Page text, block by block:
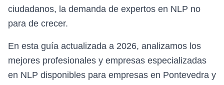
ciudadanos, la demanda de expertos en NLP no
para de crecer.
En esta guía actualizada a 2026, analizamos los
mejores profesionales y empresas especializadas
en NLP disponibles para empresas en Pontevedra y